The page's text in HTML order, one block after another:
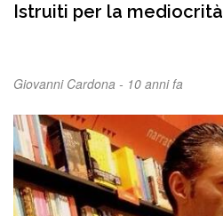
Istruiti per la mediocrità
Giovanni Cardona - 10 anni fa